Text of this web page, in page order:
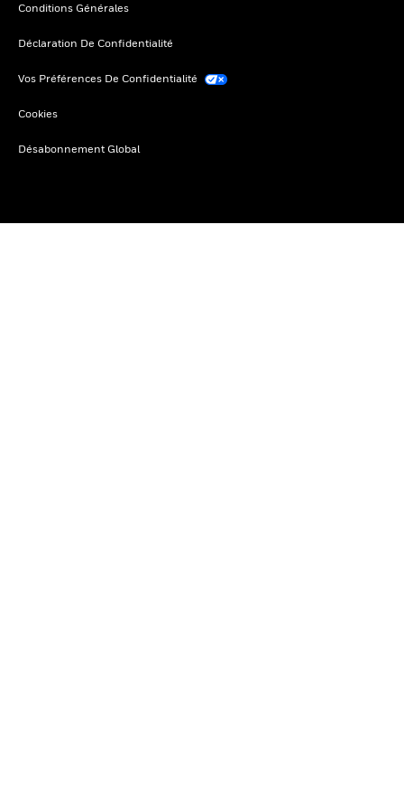
Conditions Générales
Déclaration De Confidentialité
Vos Préférences De Confidentialité
Cookies
Désabonnement Global